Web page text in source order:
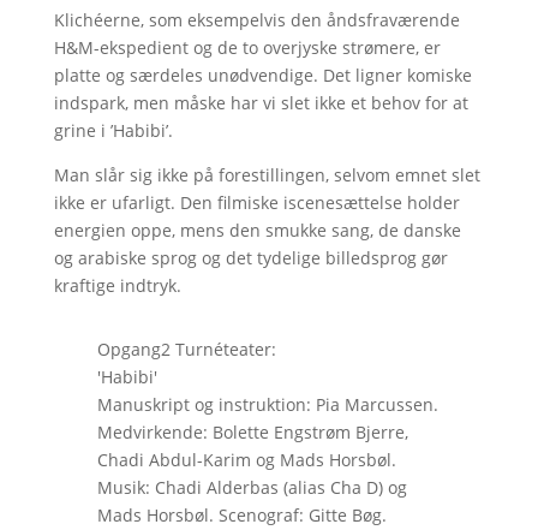
Klichéerne, som eksempelvis den åndsfraværende
H&M-ekspedient og de to overjyske strømere, er
platte og særdeles unødvendige. Det ligner komiske
indspark, men måske har vi slet ikke et behov for at
grine i ’Habibi’.
Man slår sig ikke på forestillingen, selvom emnet slet
ikke er ufarligt. Den filmiske iscenesættelse holder
energien oppe, mens den smukke sang, de danske
og arabiske sprog og det tydelige billedsprog gør
kraftige indtryk.
Opgang2 Turnéteater:
'Habibi'
Manuskript og instruktion: Pia Marcussen.
Medvirkende: Bolette Engstrøm Bjerre,
Chadi Abdul-Karim og Mads Horsbøl.
Musik: Chadi Alderbas (alias Cha D) og
Mads Horsbøl. Scenograf: Gitte Bøg.